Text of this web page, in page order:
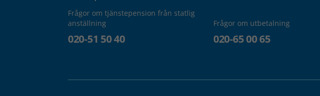
Frågor om tjänstepension från statlig
anställning
020-51 50 40
Frågor om utbetalning
020-65 00 65